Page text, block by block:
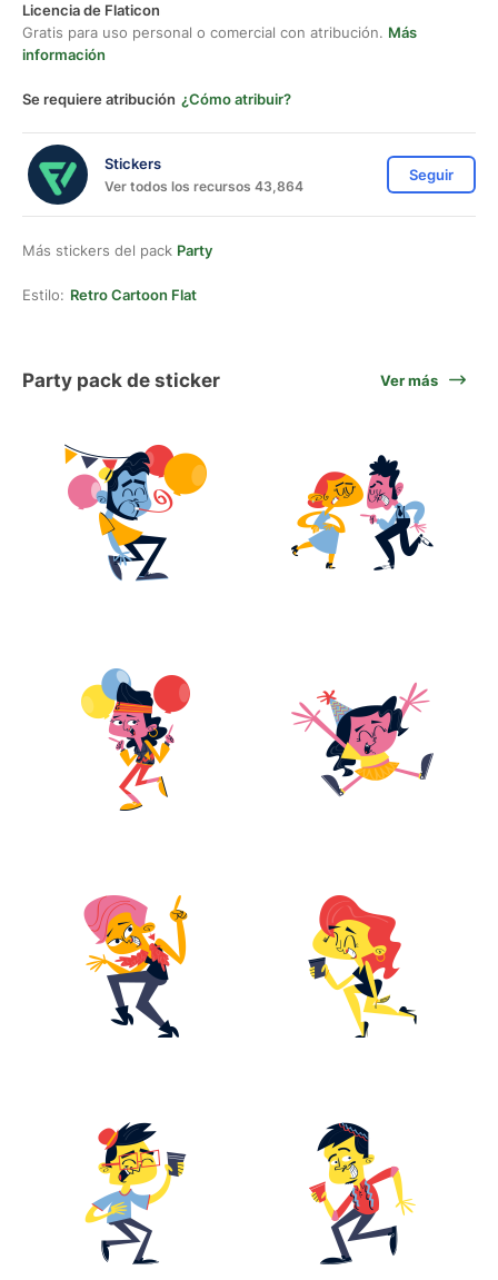
Licencia de Flaticon
Gratis para uso personal o comercial con atribución. Más
información
Se requiere atribución ¿Cómo atribuir?
Stickers
Ver todos los recursos 43,864
Seguir
Más stickers del pack Party
Estilo: Retro Cartoon Flat
Party pack de sticker Ver más